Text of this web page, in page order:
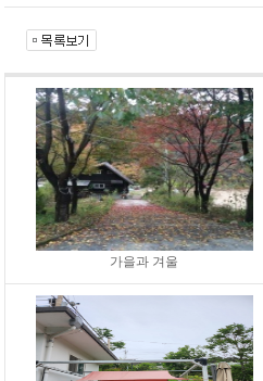
가을과 겨울